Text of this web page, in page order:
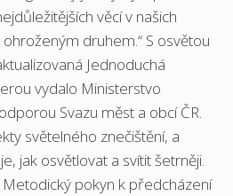
věcí v našich
druhem.“ S osvětou
Jednoduchá
vydalo Ministerstvo
Svazu měst a obcí ČR.
světelného znečištění, a
jak osvětlovat a svítit šetrněji.
pokyn k předcházení